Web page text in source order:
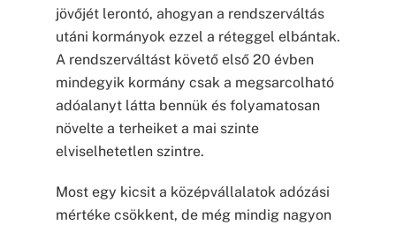
jövőjét lerontó, ahogyan a rendszerváltás
utáni kormányok ezzel a réteggel elbántak.
A rendszerváltást követő első 20 évben
mindegyik kormány csak a megsarcolható
adóalanyt látta bennük és folyamatosan
növelte a terheiket a mai szinte
elviselhetetlen szintre.
Most egy kicsit a középvállalatok adózási
mértéke csökkent, de még mindig nagyon